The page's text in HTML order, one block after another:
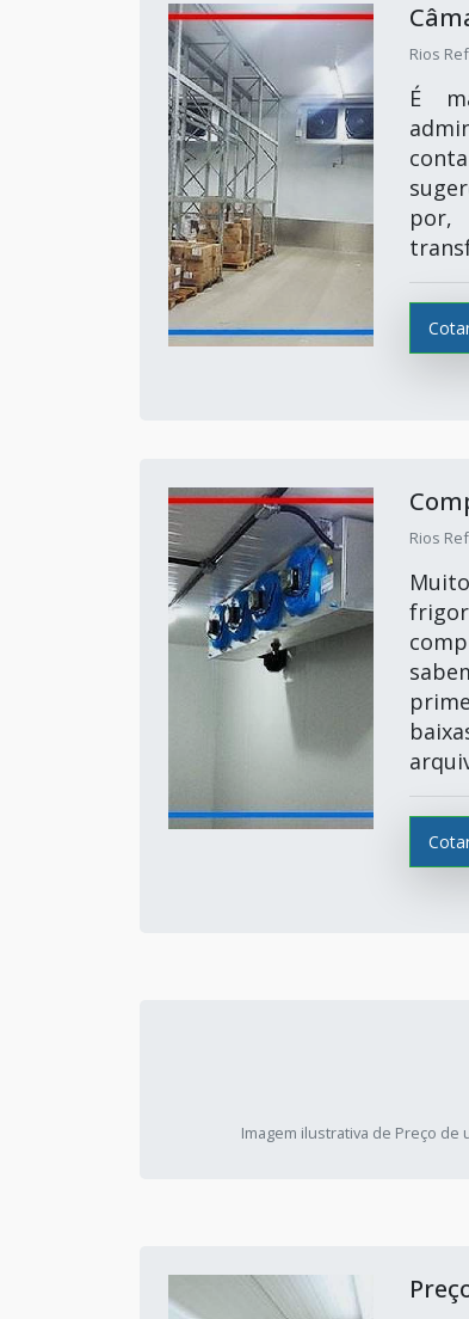
Rios
É
por,
Rios
Imagem ilustrativa de Preço de